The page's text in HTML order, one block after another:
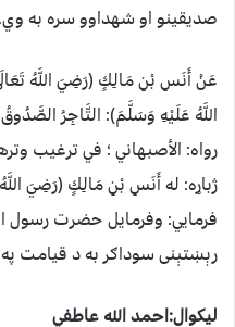
صدیقینو او شهداوو سره به
عَنْ أَنَسِ بْنِ مَالِكٍ (رَضِيَ اللَّهُ
اللَّهُ عَلَيْهِ وَسَلَّمَ): التَّاجِرُ
رواه: الأصبهاني ؛ في ترغيب
ژباړه: له أَنَسِ بْنِ مَالِكٍ (رَضِيَ
فرمايي: وفرمایل حضرت رسول
رېښتېنی سوداګر به د قیامت
لیکوال:احمد الله عاطفي